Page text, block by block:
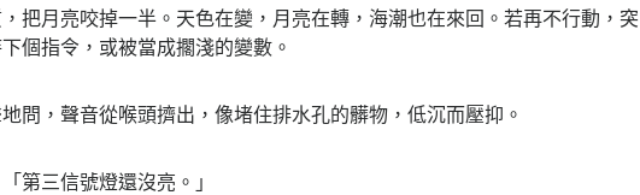
月亮咬掉一半。天色在變，月亮在轉，海潮也在來回。若再不行動，突
個指令，或被當成擱淺的變數。
，聲音從喉頭擠出，像堵住排水孔的髒物，低沉而壓抑。
三信號燈還沒亮。」